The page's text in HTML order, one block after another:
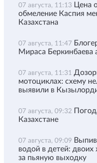
07 августа, 11:13 Цена
обмеление Каспия
Казахстана
07 августа, 11:47
Мираса Беркинбаева
07 августа, 11:31
мотоциклах: схему
выявили в
07 августа, 09:32
Казахстане
07 августа, 09:09
водой в детей:
за пьяную выходку